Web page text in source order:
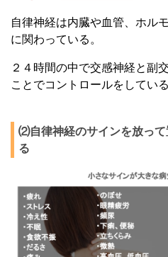
自律神経は内臓や血管、ホル
に関わっている。
２４時間の中で交感神経と副
ことでコントロールをしている
⑵自律神経のサインを放って
る